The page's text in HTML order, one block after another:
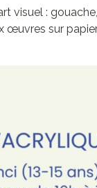
visuel :
œuvres sur